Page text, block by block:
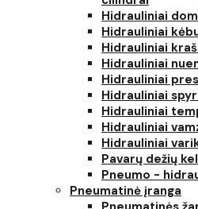
Hidrauliniai
Hidrauliniai
Hidrauliniai
Hidrauliniai
Hidrauliniai
Hidrauliniai
Hidrauliniai
Hidrauliniai
Hidrauliniai
Pavarų dežių
Pneumo -
Pneumatinė įranga